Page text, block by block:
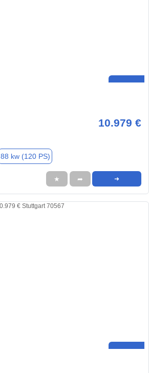
10.979 €
88 kw (120 PS)
★ ➦ ➜